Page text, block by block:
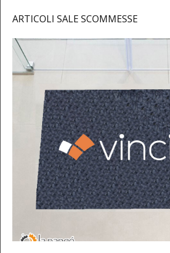
ARTICOLI SALE SCOMMESSE